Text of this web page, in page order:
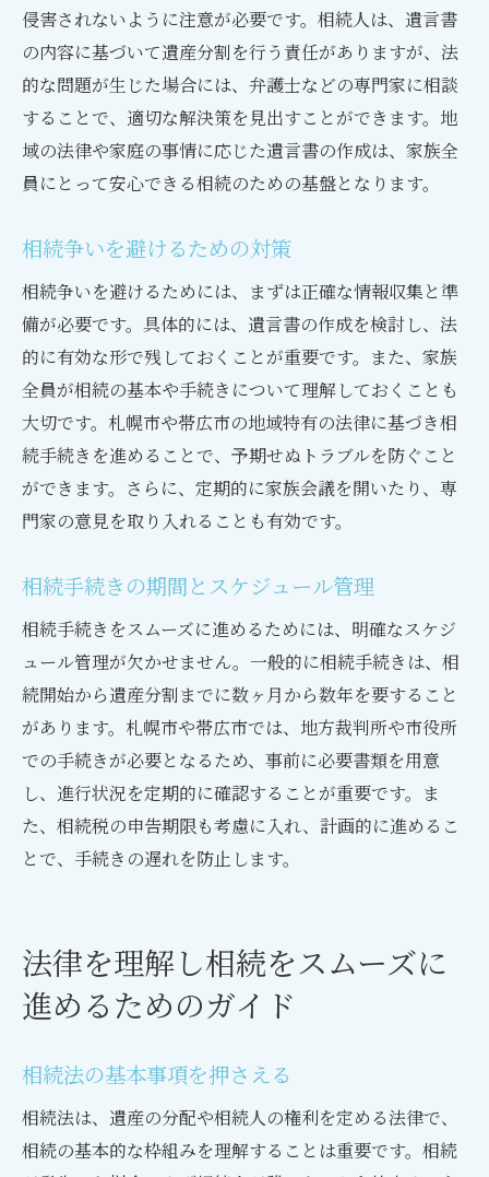
侵害されないように注意が必要です。相続人は、遺言書
の内容に基づいて遺産分割を行う責任がありますが、法
的な問題が生じた場合には、弁護士などの専門家に相談
することで、適切な解決策を見出すことができます。地
域の法律や家庭の事情に応じた遺言書の作成は、家族全
員にとって安心できる相続のための基盤となります。
相続争いを避けるための対策
相続争いを避けるためには、まずは正確な情報収集と準
備が必要です。具体的には、遺言書の作成を検討し、法
的に有効な形で残しておくことが重要です。また、家族
全員が相続の基本や手続きについて理解しておくことも
大切です。札幌市や帯広市の地域特有の法律に基づき相
続手続きを進めることで、予期せぬトラブルを防ぐこと
ができます。さらに、定期的に家族会議を開いたり、専
門家の意見を取り入れることも有効です。
相続手続きの期間とスケジュール管理
相続手続きをスムーズに進めるためには、明確なスケジ
ュール管理が欠かせません。一般的に相続手続きは、相
続開始から遺産分割までに数ヶ月から数年を要すること
があります。札幌市や帯広市では、地方裁判所や市役所
での手続きが必要となるため、事前に必要書類を用意
し、進行状況を定期的に確認することが重要です。ま
た、相続税の申告期限も考慮に入れ、計画的に進めるこ
とで、手続きの遅れを防止します。
法律を理解し相続をスムーズに
進めるためのガイド
相続法の基本事項を押さえる
相続法は、遺産の分配や相続人の権利を定める法律で、
相続の基本的な枠組みを理解することは重要です。相続